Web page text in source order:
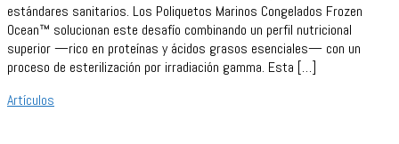
estándares sanitarios. Los Poliquetos Marinos Congelados Frozen
Ocean™ solucionan este desafío combinando un perfil nutricional
superior —rico en proteínas y ácidos grasos esenciales— con un
proceso de esterilización por irradiación gamma. Esta […]
Artículos